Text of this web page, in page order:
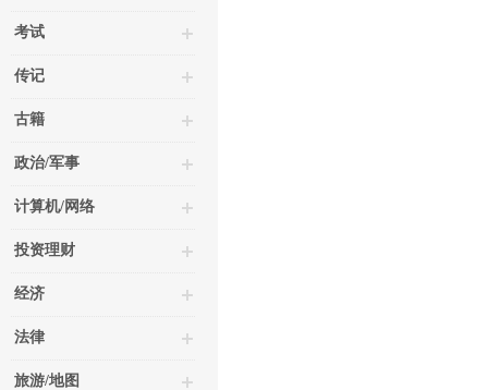
考试
传记
古籍
政治/军事
计算机/网络
投资理财
经济
法律
旅游/地图